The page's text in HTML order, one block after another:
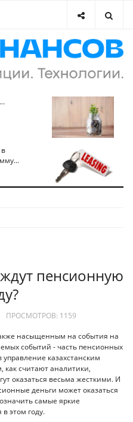
пенсионную
ПРОСМОТРОВ: 1159
насыщенным на события на
событий - часть пенсионных
казахстанским
считают аналитики,
оказаться весьма жесткими. И
деньги может оказаться
самые яркие
этом году.